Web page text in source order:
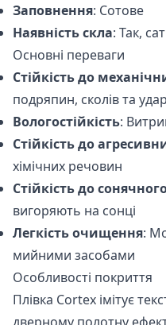
Заповнення: Сотове
Наявність скла: Так,
Основні переваги
Стійкість до
подряпин, сколів та
Вологостійкість:
Стійкість до
хімічних речовин
Стійкість до
вигоряють на сонці
Легкість очищення:
мийними засобами
Особливості покриття
Плівка Cortex імітує